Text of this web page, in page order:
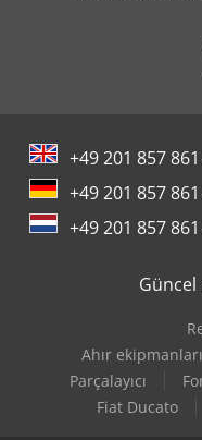
+49 201 857
+49 201 857
+49 201 857
Güncel
Ahır
Parçalayıcı
Fiat Ducato